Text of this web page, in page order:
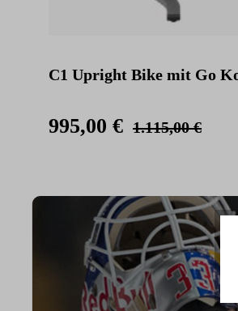
C1 Upright Bike mit Go
995,00 € 1.115,00 €